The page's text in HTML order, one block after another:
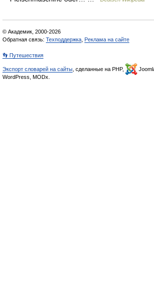
© Академик, 2000-2026
Обратная связь: Техподдержка Реклама на сайте
👣 Путешествия
Экспорт словарей на сайты , сделанные на PHP,
WordPress, MODx.